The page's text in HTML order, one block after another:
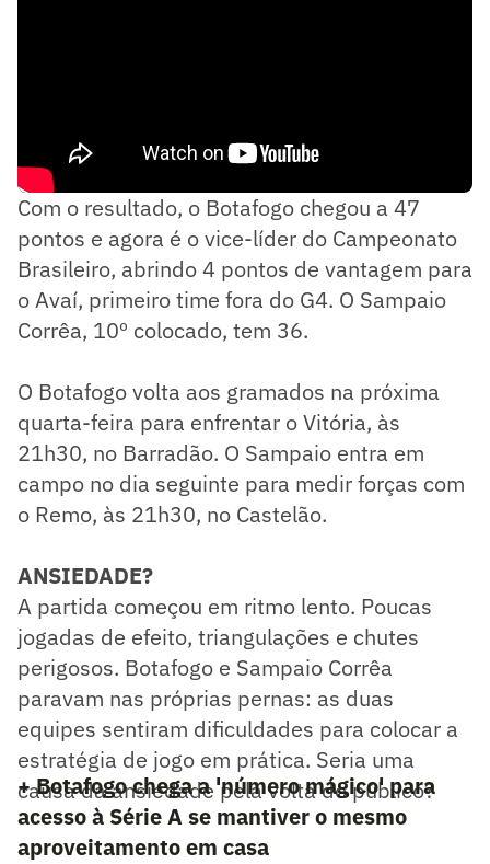
Com o resultado, o Botafogo chegou a 47
pontos e agora é o vice-líder do Campeonato
Brasileiro, abrindo 4 pontos de vantagem para
o Avaí, primeiro time fora do G4. O Sampaio
Corrêa, 10º colocado, tem 36.
O Botafogo volta aos gramados na próxima
quarta-feira para enfrentar o Vitória, às
21h30, no Barradão. O Sampaio entra em
campo no dia seguinte para medir forças com
o Remo, às 21h30, no Castelão.
ANSIEDADE?
A partida começou em ritmo lento. Poucas
jogadas de efeito, triangulações e chutes
perigosos. Botafogo e Sampaio Corrêa
paravam nas próprias pernas: as duas
equipes sentiram dificuldades para colocar a
estratégia de jogo em prática. Seria uma
causa da ansiedade pela volta do público?
+ Botafogo chega a 'número mágico' para
acesso à Série A se mantiver o mesmo
aproveitamento em casa